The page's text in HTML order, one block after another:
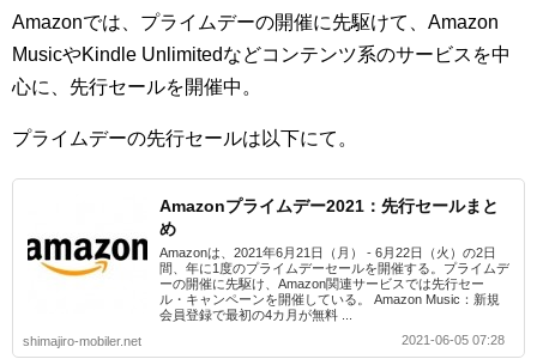
Amazonでは、プライムデーの開催に先駆けて、Amazon
MusicやKindle Unlimitedなどコンテンツ系のサービスを中
心に、先行セールを開催中。
プライムデーの先行セールは以下にて。
Amazonプライムデー2021：先行セールまと
め
Amazonは、2021年6月21日（月） - 6月22日（火）の2日
間、年に1度のプライムデーセールを開催する。プライムデ
ーの開催に先駆け、Amazon関連サービスでは先行セー
ル・キャンペーンを開催している。 Amazon Music：新規
会員登録で最初の4カ月が無料 ...
shimajiro-mobiler.net
2021-06-05 07:28